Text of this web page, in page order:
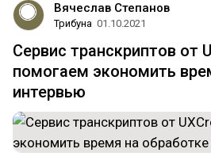
Вячеслав Степанов
Трибуна 01.10.2021
Сервис транскриптов от
помогаем экономить
интервью